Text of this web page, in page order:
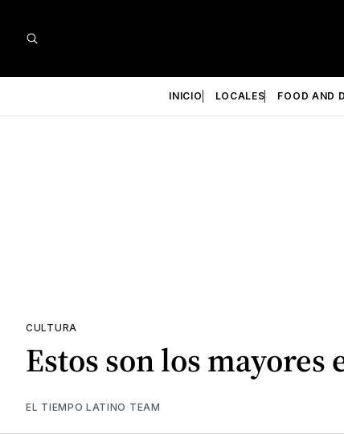
INICIO LOCALES FOOD AND
CULTURA
Estos son los
EL TIEMPO LATINO TEAM